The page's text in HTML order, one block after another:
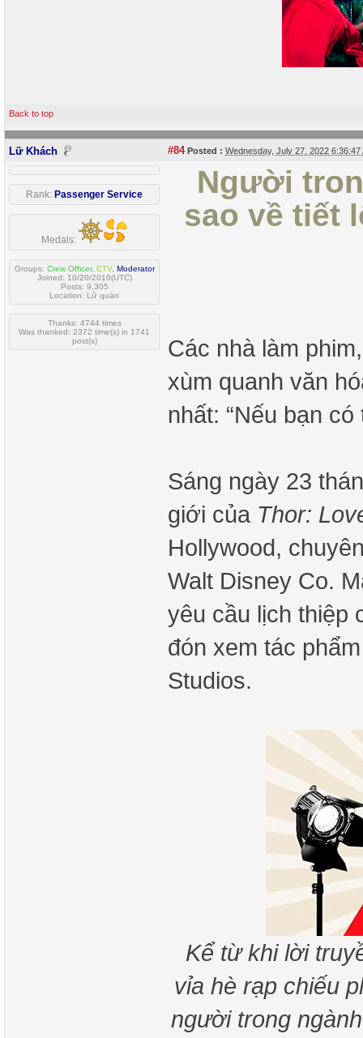
Back to top
Lữ Khách #84Posted : Wednesday, July 27, 2022 6:36:47
Rank: Passenger Service
Medals:
Groups: Crew Officer, CTV, Moderator
Joined: 10/20/2010(UTC)
Posts: 9,305
Location: Lữ quán
Thanks: 4744 times
Was thanked: 2372 time(s) in 1741
post(s)
Người
sao về tiết
Các nhà làm
xùm quanh văn
nhất: “Nếu bạn
Sáng ngày 23
giới của Thor:
Hollywood,
Walt Disney Co.
yêu cầu lịch thiệp
đón xem tác
Studios.
Kể từ khi lời
vỉa hè rạp chiếu
người trong